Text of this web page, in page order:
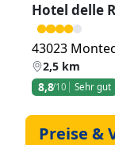
Hotel delle
43023
2,5 km
8,8/10 Sehr gut
Preise &